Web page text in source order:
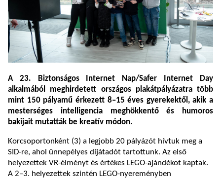
A 23. Biztonságos Internet Nap/Safer Internet Day
alkalmából meghirdetett országos plakátpályázatra több
mint 150 pályamű érkezett 8–15 éves gyerekektől, akik a
mesterséges intelligencia meghökkentő és humoros
bakijait mutatták be kreatív módon.
Korcsoportonként (3) a legjobb 20 pályázót hívtuk meg a
SID-re, ahol ünnepélyes díjátadót tartottunk. Az első
helyezettek VR-élményt és értékes LEGO-ajándékot kaptak.
A 2–3. helyezettek szintén LEGO-nyereményben